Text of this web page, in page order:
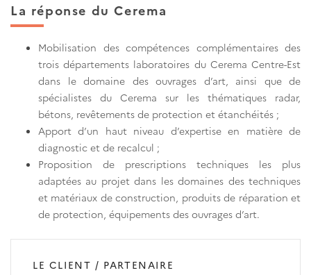
La réponse du Cerema
Mobilisation des compétences complémentaires des
trois départements laboratoires du Cerema Centre-Est
dans le domaine des ouvrages d’art, ainsi que de
spécialistes du Cerema sur les thématiques radar,
bétons, revêtements de protection et étanchéités ;
Apport d’un haut niveau d’expertise en matière de
diagnostic et de recalcul ;
Proposition de prescriptions techniques les plus
adaptées au projet dans les domaines des techniques
et matériaux de construction, produits de réparation et
de protection, équipements des ouvrages d’art.
LE CLIENT / PARTENAIRE